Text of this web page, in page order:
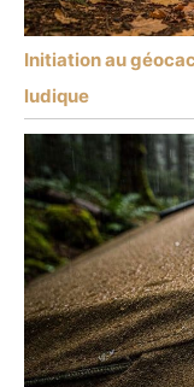
Initiation au
ludique